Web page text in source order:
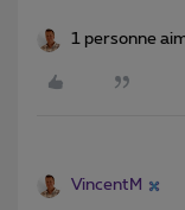
1 personne
VincentM